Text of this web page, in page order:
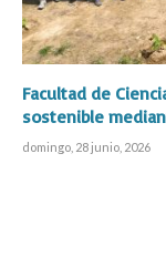
Facultad de
sostenible
domingo, 28 junio, 2026